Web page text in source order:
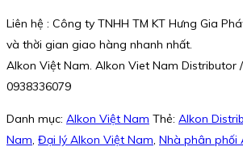
Liên hệ : Công ty TNHH TM KT Hưng Gia
và thời gian giao hàng nhanh nhất.
Alkon Việt Nam. Alkon Viet Nam Distributor
0938336079
Danh mục: Alkon Việt Nam Thẻ: Alkon
Nam, Đại lý Alkon Việt Nam, Nhà phân phối